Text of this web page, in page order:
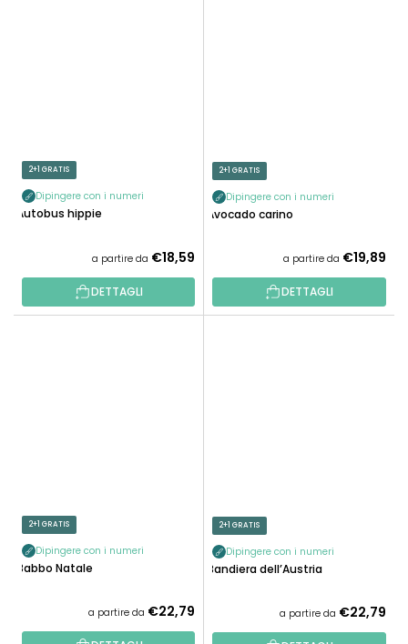
2+1 GRATIS
Dipingere con i numeri
Autobus hippie
a partire da €18,59
DETTAGLI
2+1 GRATIS
Dipingere con i numeri
Avocado carino
a partire da €19,89
DETTAGLI
2+1 GRATIS
Dipingere con i numeri
Babbo Natale
a partire da €22,79
2+1 GRATIS
Dipingere con i numeri
Bandiera dell’Austria
a partire da €22,79